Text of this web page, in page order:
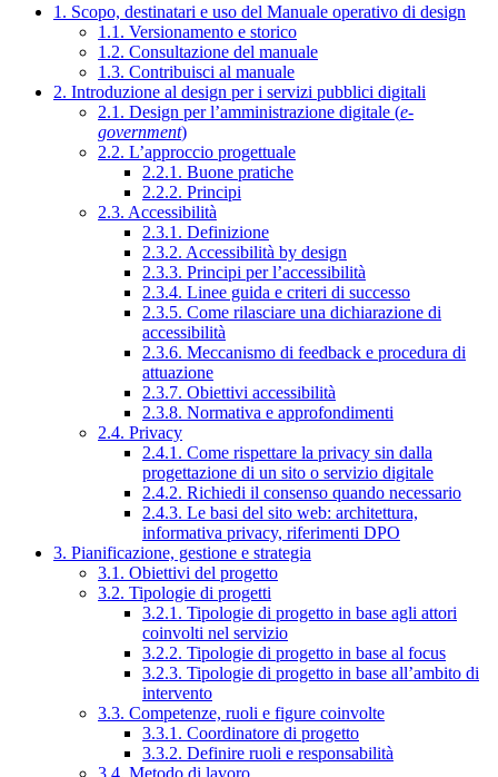
1. Scopo, destinatari e uso del Manuale operativo di design
1.1. Versionamento e storico
1.2. Consultazione del manuale
1.3. Contribuisci al manuale
2. Introduzione al design per i servizi pubblici digitali
2.1. Design per l’amministrazione digitale (e-
government)
2.2. L’approccio progettuale
2.2.1. Buone pratiche
2.2.2. Principi
2.3. Accessibilità
2.3.1. Definizione
2.3.2. Accessibilità by design
2.3.3. Principi per l’accessibilità
2.3.4. Linee guida e criteri di successo
2.3.5. Come rilasciare una dichiarazione di
accessibilità
2.3.6. Meccanismo di feedback e procedura di
attuazione
2.3.7. Obiettivi accessibilità
2.3.8. Normativa e approfondimenti
2.4. Privacy
2.4.1. Come rispettare la privacy sin dalla
progettazione di un sito o servizio digitale
2.4.2. Richiedi il consenso quando necessario
2.4.3. Le basi del sito web: architettura,
informativa privacy, riferimenti DPO
3. Pianificazione, gestione e strategia
3.1. Obiettivi del progetto
3.2. Tipologie di progetti
3.2.1. Tipologie di progetto in base agli attori
coinvolti nel servizio
3.2.2. Tipologie di progetto in base al focus
3.2.3. Tipologie di progetto in base all’ambito di
intervento
3.3. Competenze, ruoli e figure coinvolte
3.3.1. Coordinatore di progetto
3.3.2. Definire ruoli e responsabilità
3.4. Metodo di lavoro